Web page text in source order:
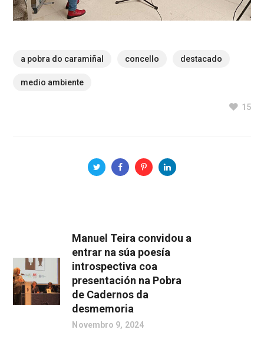
a pobra do caramiñal concello destacado
medio ambiente
15
Manuel Teira convidou a
entrar na súa poesía
introspectiva coa
presentación na Pobra
de Cadernos da
desmemoria
Novembro 9, 2024